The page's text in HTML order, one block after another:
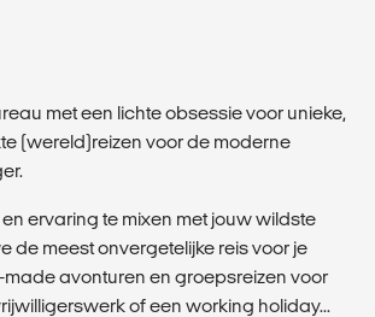
met een lichte obsessie voor unieke,
(wereld)reizen voor de moderne
ervaring te mixen met jouw wildste
de meest onvergetelijke reis voor je
made avonturen en groepsreizen voor
of een working holiday...